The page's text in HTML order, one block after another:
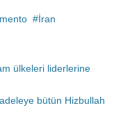
İran
ülkeleri liderlerine
bütün Hizbullah